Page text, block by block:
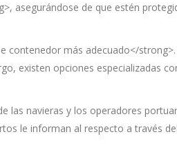
asegurándose de que estén
contenedor más adecuado</
existen opciones especializadas
las navieras y los operadores
le informan al respecto a través